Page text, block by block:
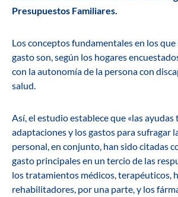
Presupuestos Familiares.
Los conceptos fundamentales en los
gasto son, según los hogares
con la autonomía de la persona con
salud.
Así, el estudio establece que «las ayudas
adaptaciones y los gastos para sufragar
personal, en conjunto, han sido citadas
gasto principales en un tercio de las
los tratamientos médicos, terapéuticos,
rehabilitadores, por una parte, y los